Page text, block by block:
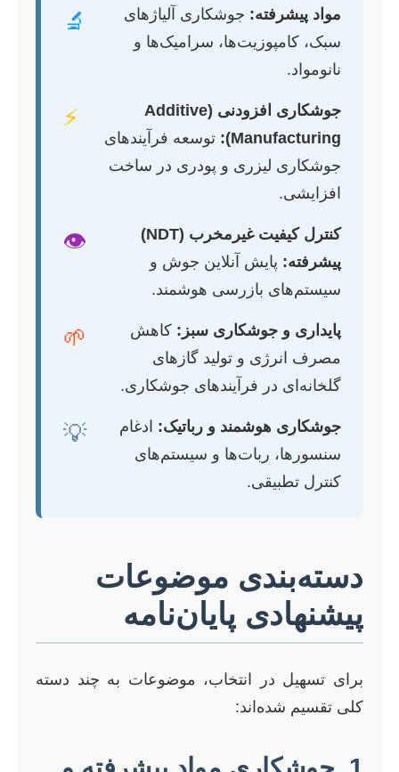
🔬 مواد پیشرفته: جوشکاری آلیاژهای
سبک، کامپوزیت‌ها، سرامیک‌ها و
نانومواد.
⚡
جوشکاری افزودنی (Additive
Manufacturing):
توسعه فرآیندهای
جوشکاری لیزری و پودری در ساخت
افزایشی.
👁️
کنترل کیفیت غیرمخرب (NDT)
پیشرفته: پایش آنلاین جوش و
سیستم‌های بازرسی هوشمند.
🌱 پایداری و جوشکاری سبز: کاهش
مصرف انرژی و تولید گازهای
گلخانه‌ای در فرآیندهای جوشکاری.
💡 جوشکاری هوشمند و رباتیک: ادغام
سنسورها، ربات‌ها و سیستم‌های
کنترل تطبیقی.
دسته‌بندی موضوعات
پیشنهادی پایان‌نامه
برای تسهیل در انتخاب، موضوعات به چند دسته
کلی تقسیم شده‌اند: